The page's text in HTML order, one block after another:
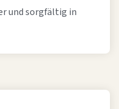
und sorgfältig in